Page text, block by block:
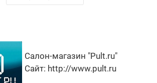
Салон-магазин "Pult.ru"
Сайт: http://www.pult.ru